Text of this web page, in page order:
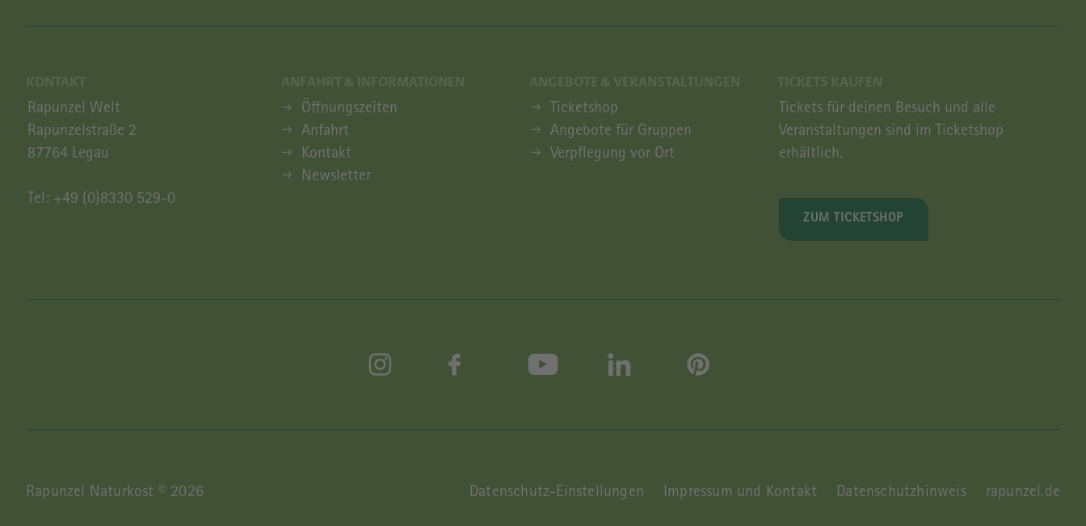
KONTAKT
Rapunzel Welt
Rapunzelstraße 2
87764 Legau
Tel: +49 (0)8330 529-0
ANFAHRT & INFORMATIONEN
ANFAHRT & INFORMATIONEN
Öffnungszeiten
Anfahrt
Kontakt
Newsletter
ANGEBOTE & VERANSTALTUNGEN
ANGEBOTE & VERANSTALTUNGEN
Ticketshop
Angebote für Gruppen
Verpflegung vor Ort
TICKETS KAUFEN
Tickets für deinen Besuch und alle
Veranstaltungen sind im Ticketshop
erhältlich.
ZUM TICKETSHOP
FOOTER LEGAL
Rapunzel Naturkost © 2026 Datenschutz-Einstellungen Impressum und Kontakt Datenschutzhinweis rapunzel.de